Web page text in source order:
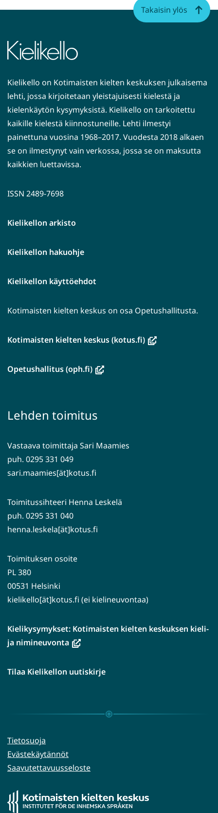
Kielikello on Kotimaisten kielten keskuksen julkaisema
lehti, jossa kirjoitetaan yleistajuisesti kielestä ja
kielenkäytön kysymyksistä. Kielikello on tarkoitettu
kaikille kielestä kiinnostuneille. Lehti ilmestyi
painettuna vuosina 1968–2017. Vuodesta 2018 alkaen
se on ilmestynyt vain verkossa, jossa se on maksutta
kaikkien luettavissa.
ISSN 2489-7698
Kielikellon arkisto
Kielikellon hakuohje
Kielikellon käyttöehdot
Kotimaisten kielten keskus on osa Opetushallitusta.
Kotimaisten kielten keskus (kotus.fi)(avautuu
Opetushallitus (oph.fi)(avautuu
toiseen
Lehden toimitus
Vastaava toimittaja Sari Maamies
puh. 0295 331 049
sari.maamies[ät]kotus.fi
Toimitussihteeri Henna Leskelä
puh. 0295 331 040
henna.leskela[ät]kotus.fi
Toimituksen osoite
PL 380
00531 Helsinki
kielikello[ät]kotus.fi (ei kielineuvontaa)
Kielikysymykset: Kotimaisten kielten keskuksen kieli-
ja nimineuvonta(avautuu
ikkunaan,
palveluun)
Tilaa Kielikellon uutiskirje
Tietosuoja
Evästekäytännöt
Saavutettavuusseloste
Takaisin ylös